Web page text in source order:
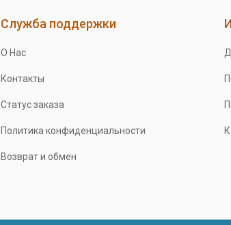
Служба поддержки
О Нас
Контакты
Статус заказа
Политика конфиденциальности
Возврат и обмен